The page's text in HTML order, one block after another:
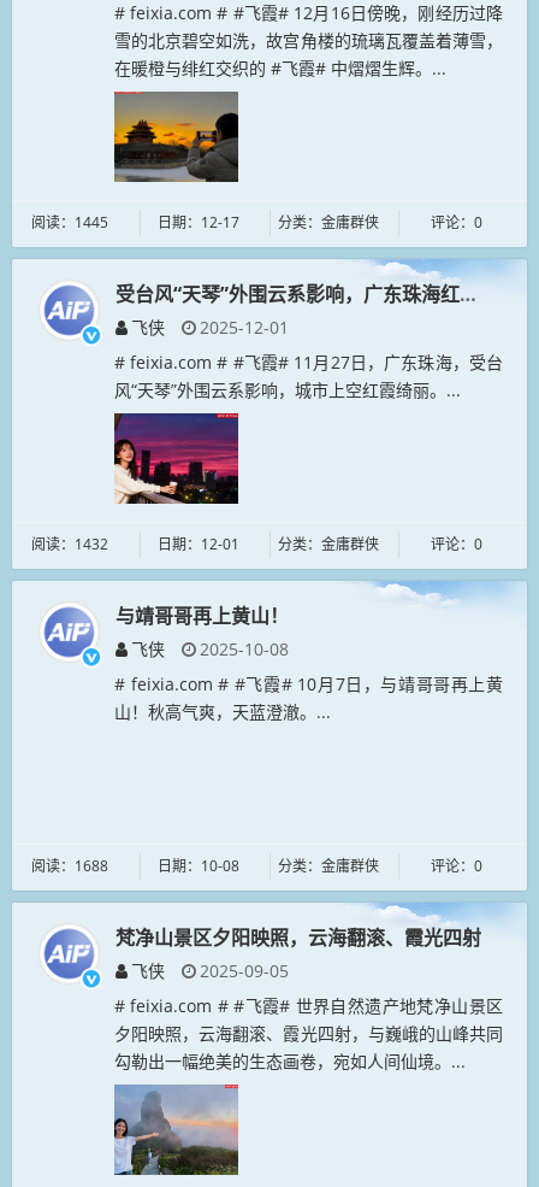
# feixia.com # #飞霞# 12月16日傍晚，刚经历过降
雪的北京碧空如洗，故宫角楼的琉璃瓦覆盖着薄雪，
在暖橙与绯红交织的 #飞霞# 中熠熠生辉。...
阅读：1445 日期：12-17 分类：金庸群侠 评论：0
受台风“天琴”外围云系影响，广东珠海红霞满天
飞侠
2025-12-01
# feixia.com # #飞霞# 11月27日，广东珠海，受台
风“天琴”外围云系影响，城市上空红霞绮丽。...
阅读：1432 日期：12-01 分类：金庸群侠 评论：0
与靖哥哥再上黄山！
飞侠
2025-10-08
# feixia.com # #飞霞# 10月7日，与靖哥哥再上黄
山！秋高气爽，天蓝澄澈。...
阅读：1688 日期：10-08 分类：金庸群侠 评论：0
梵净山景区夕阳映照，云海翻滚、霞光四射
飞侠
2025-09-05
# feixia.com # #飞霞# 世界自然遗产地梵净山景区
夕阳映照，云海翻滚、霞光四射，与巍峨的山峰共同
勾勒出一幅绝美的生态画卷，宛如人间仙境。...